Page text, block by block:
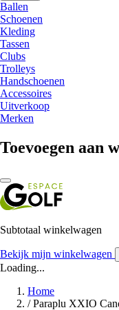
Ballen
Schoenen
Kleding
Tassen
Clubs
Trolleys
Handschoenen
Accessoires
Uitverkoop
Merken
Toevoegen aan
Subtotaal winkelwagen
Bekijk mijn winkelwagen
Loading...
Home
/ Paraplu XXIO